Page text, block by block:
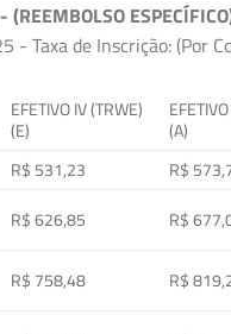
(REEMBOLSO
- Taxa de Inscrição: (Por
EFETIVO IV (TRWE)
(E)
(A)
R$ 531,23
R$
R$ 626,85
R$
R$ 758,48
R$